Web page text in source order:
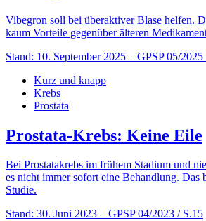
Vibegron soll bei überaktiver Blase helfen.
kaum Vorteile gegenüber älteren
Stand: 10. September 2025 – GPSP 05/2025
Kurz und knapp
Krebs
Prostata
Prostata-Krebs: Keine Eile
Bei Prostatakrebs im frühem Stadium und
es nicht immer sofort eine Behandlung. Das
Studie.
Stand: 30. Juni 2023 – GPSP 04/2023 / S.15